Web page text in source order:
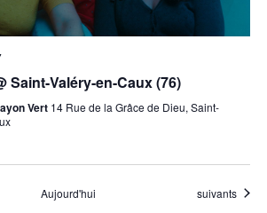
Saint-Valéry-en-Caux (76)
Vert 14 Rue de la Grâce de Dieu, Saint-
Aujourd'hui Évènements
suivants